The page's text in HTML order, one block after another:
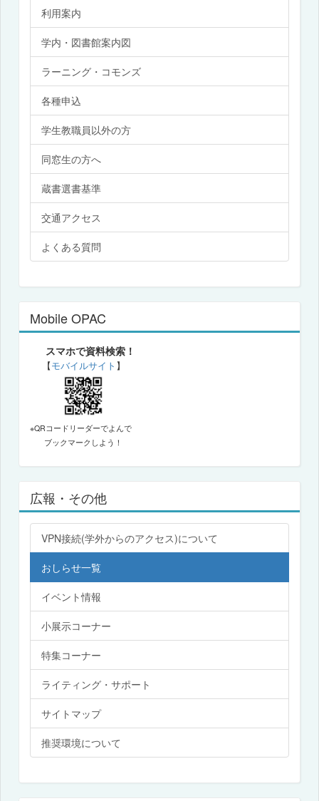
利用案内
学内・図書館案内図
ラーニング・コモンズ
各種申込
学生教職員以外の方
同窓生の方へ
蔵書選書基準
交通アクセス
よくある質問
Mobile OPAC
スマホで資料検索！
【モバイルサイト 】
※QRコードリーダーでよんで
ブックマークしよう！
広報・その他
VPN接続(学外からのアクセス)について
おしらせ一覧
イベント情報
小展示コーナー
特集コーナー
ライティング・サポート
サイトマップ
推奨環境について